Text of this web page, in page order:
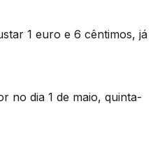
1 euro e 6 cêntimos, já
no dia 1 de maio, quinta-